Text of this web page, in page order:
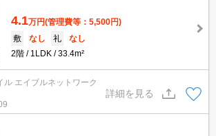
4.1万円(管理費等：5,500円)
敷
なし 礼
なし
2階
1LDK 33.4m²
ル エイブルネットワーク
詳細を見る